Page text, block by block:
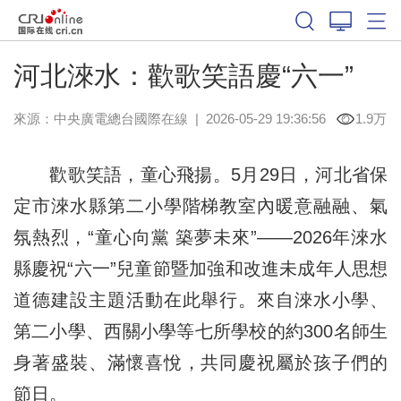
河北淶水：歡歌笑語慶“六一”
來源：中央廣電總台國際在線 | 2026-05-29 19:36:56 1.9万
歡歌笑語，童心飛揚。5月29日，河北省保
定市淶水縣第二小學階梯教室內暖意融融、氣
氛熱烈，“童心向黨 築夢未來”——2026年淶水
縣慶祝“六一”兒童節暨加強和改進未成年人思想
道德建設主題活動在此舉行。來自淶水小學、
第二小學、西關小學等七所學校的約300名師生
身著盛裝、滿懷喜悅，共同慶祝屬於孩子們的
節日。